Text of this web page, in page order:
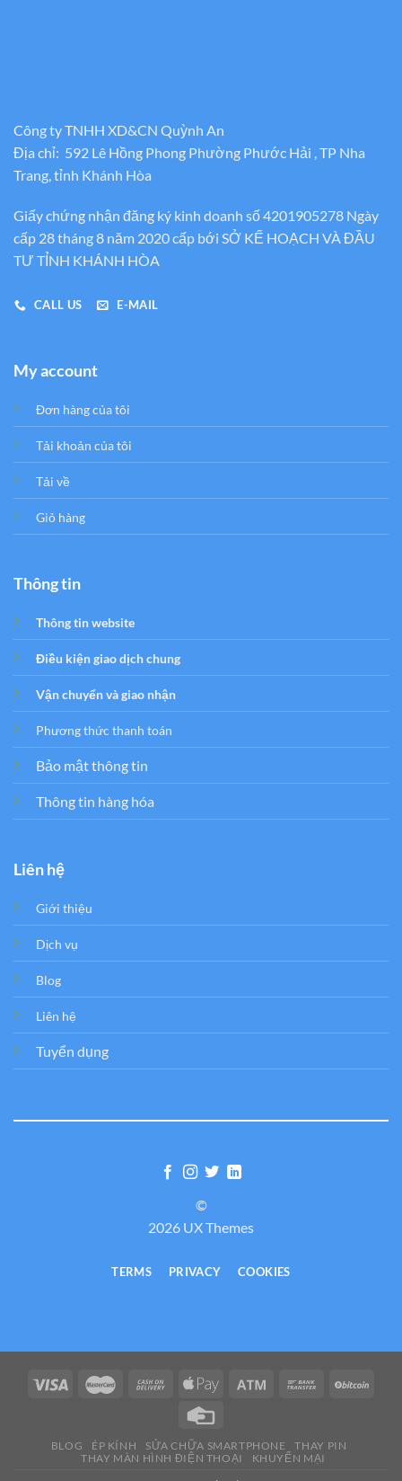
Công ty TNHH XD&CN Quỳnh An
Địa chỉ: 592 Lê Hồng Phong Phường Phước Hải , TP Nha
Trang, tỉnh Khánh Hòa
Giấy chứng nhận đăng ký kinh doanh số 4201905278 Ngày
cấp 28 tháng 8 năm 2020 cấp bới SỞ KẾ HOẠCH VÀ ĐẦU
TƯ TỈNH KHÁNH HÒA
CALL US E-MAIL
My account
Đơn hàng của tôi
Tải khoản của tôi
Tải về
Giỏ hàng
Thông tin
Thông tin website
Điều kiện giao dịch chung
Vận chuyển và giao nhận
Phương thức thanh toán
Bảo mật thông tin
Thông tin hàng hóa
Liên hệ
Giới thiệu
Dịch vụ
Blog
Liên hệ
Tuyển dụng
©
2026 UX Themes
TERMS PRIVACY COOKIES
BLOG ÉP KÍNH SỬA CHỮA SMARTPHONE
THAY PIN
THAY MÀN HÌNH ĐIỆN THOẠI
KHUYẾN MẠI